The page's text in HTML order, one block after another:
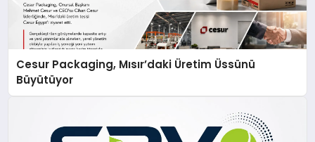
Cesur Packaging, Mısır’daki Üretim Üssünü
Büyütüyor